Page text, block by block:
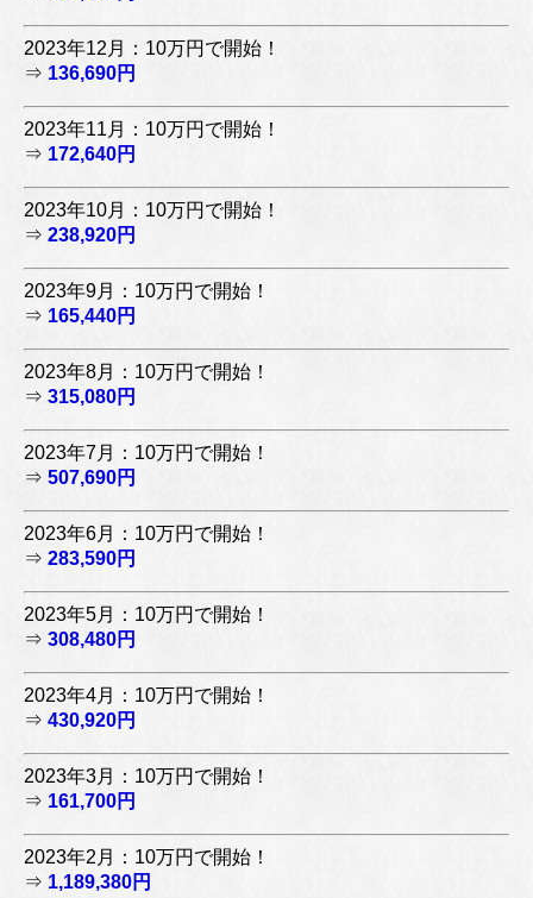
2023年12月：10万円で開始！
⇒ 136,690円
2023年11月：10万円で開始！
⇒ 172,640円
2023年10月：10万円で開始！
⇒ 238,920円
2023年9月：10万円で開始！
⇒ 165,440円
2023年8月：10万円で開始！
⇒ 315,080円
2023年7月：10万円で開始！
⇒ 507,690円
2023年6月：10万円で開始！
⇒ 283,590円
2023年5月：10万円で開始！
⇒ 308,480円
2023年4月：10万円で開始！
⇒ 430,920円
2023年3月：10万円で開始！
⇒ 161,700円
2023年2月：10万円で開始！
⇒ 1,189,380円